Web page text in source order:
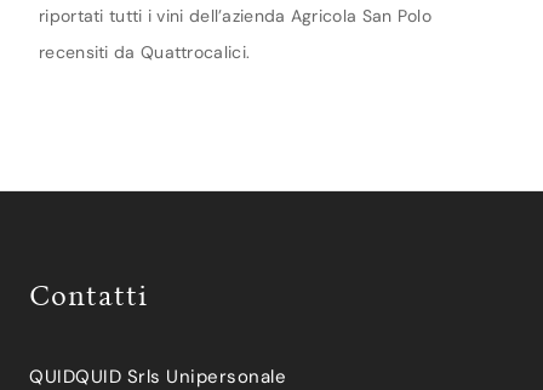
riportati tutti i vini dell’azienda Agricola San Polo
recensiti da Quattrocalici.
Contatti
QUIDQUID Srls Unipersonale